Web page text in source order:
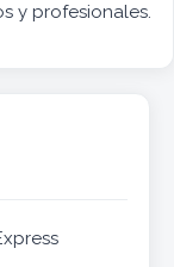
y profesionales.